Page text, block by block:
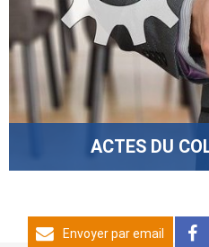
ACTES DU
Envoyer par email